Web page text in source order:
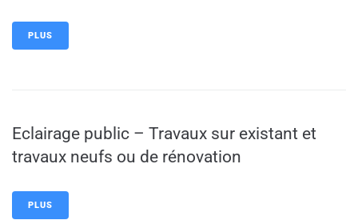
PLUS
Eclairage public – Travaux sur existant et
travaux neufs ou de rénovation
PLUS